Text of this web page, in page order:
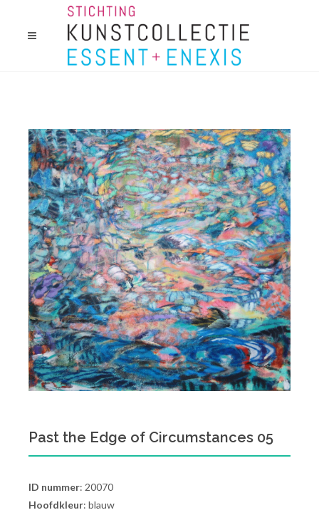
Past the Edge of Circumstances 05
ID nummer: 20070
Hoofdkleur: blauw